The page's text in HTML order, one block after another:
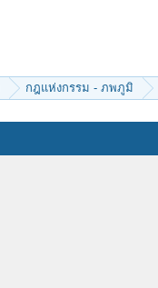
กฎแห่งกรรม - ภพภูมิ